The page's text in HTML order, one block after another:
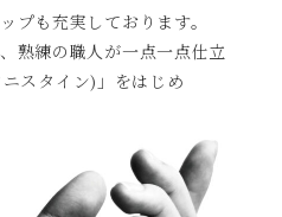
プも充実しております。
熟練の職人が一点一点仕立
スタイン)」をはじめ